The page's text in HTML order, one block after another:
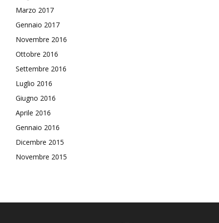
Marzo 2017
Gennaio 2017
Novembre 2016
Ottobre 2016
Settembre 2016
Luglio 2016
Giugno 2016
Aprile 2016
Gennaio 2016
Dicembre 2015
Novembre 2015